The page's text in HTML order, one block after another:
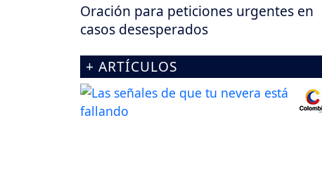
Oración para peticiones urgentes en
casos desesperados
+ ARTÍCULOS